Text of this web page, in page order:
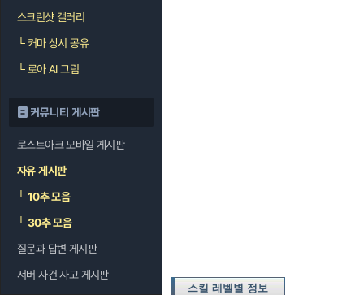
스크린샷 갤러리
└커마 상시 공유
└로아 AI 그림
커뮤니티 게시판
로스트아크 모바일 게시판
자유 게시판
└10추 모음
└30추 모음
질문과 답변 게시판
서버 사건 사고 게시판
스킬 레벨별 정보